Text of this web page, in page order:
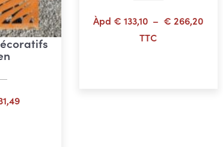
Àpd€ 133,10 – € 266,20Plage
TTC